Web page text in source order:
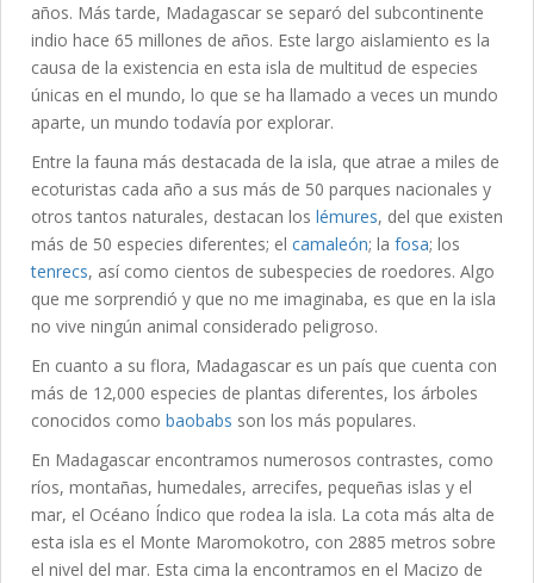
años. Más tarde, Madagascar se separó del subcontinente
indio hace 65 millones de años. Este largo aislamiento es la
causa de la existencia en esta isla de multitud de especies
únicas en el mundo, lo que se ha llamado a veces un mundo
aparte, un mundo todavía por explorar.
Entre la fauna más destacada de la isla, que atrae a miles de
ecoturistas cada año a sus más de 50 parques nacionales y
otros tantos naturales, destacan los lémures, del que existen
más de 50 especies diferentes; el camaleón; la fosa; los
tenrecs, así como cientos de subespecies de roedores. Algo
que me sorprendió y que no me imaginaba, es que en la isla
no vive ningún animal considerado peligroso.
En cuanto a su flora, Madagascar es un país que cuenta con
más de 12,000 especies de plantas diferentes, los árboles
conocidos como baobabs son los más populares.
En Madagascar encontramos numerosos contrastes, como
ríos, montañas, humedales, arrecifes, pequeñas islas y el
mar, el Océano Índico que rodea la isla. La cota más alta de
esta isla es el Monte Maromokotro, con 2885 metros sobre
el nivel del mar. Esta cima la encontramos en el Macizo de